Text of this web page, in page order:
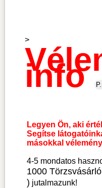
>
info
Legyen Ön, aki
Segítse
másokkal
4-5 mondatos
1000
) jutalmazunk!